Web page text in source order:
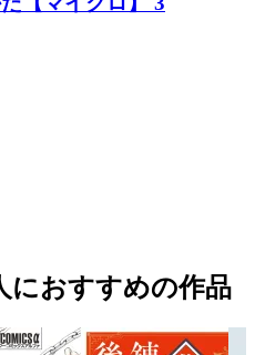
におすすめの作品